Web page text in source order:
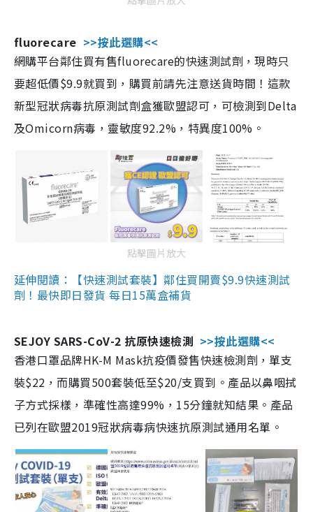
fluorecare >>按此選購<<
網購平台鄰住買有售fluorecare的快速測試劑，現時只
要超低價$9.9就買到，購買前請先注意送貨時間！這款
新型冠狀病毒抗原測試劑盒獲歐盟認可，可檢測到Delta
及Omicorn病毒，靈敏度92.2%，特異度100%。
點擊圖片放大
延伸閱讀：【快速測試套裝】鄰住買開賣$9.9快速測試
劑！最快即日發貨 每日15萬盒補貨
SEJOY SARS-CoV-2 抗原快速檢測 >>按此選購<<
香港口罩品牌HK-M Mask抗疫價發售快速檢測劑，單支
裝$22，而購買500套裝低至$20/支買到。產品以鼻咽拭
子方式採樣，準確性高達99%，15分鐘就知結果。產品
已列在歐盟2019冠狀病毒病快速抗原測試通用名單。